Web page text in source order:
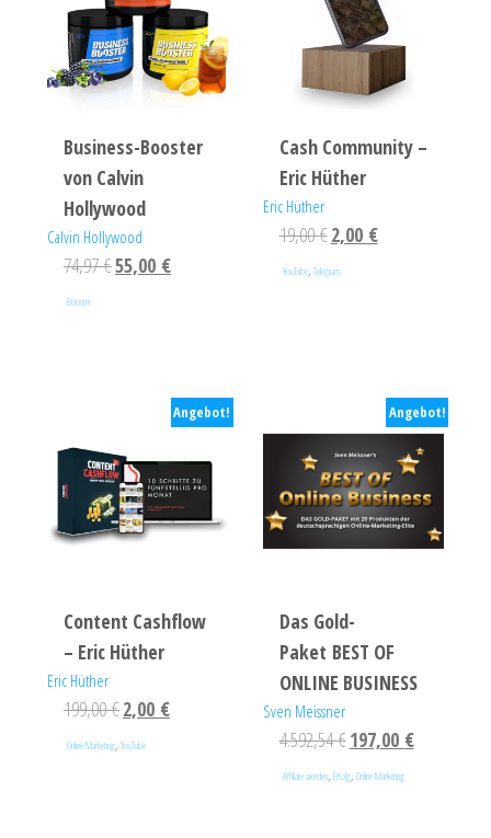
Business-Booster
von Calvin
Hollywood
Calvin Hollywood
74,97€55,00 €
Booster
Cash Community –
Eric Hüther
Eric Hüther
19,00€2,00 €
YouTube, Telegram
Angebot!
Content Cashflow
– Eric Hüther
Eric Hüther
199,00€2,00 €
Online Marketing, YouTube
Angebot!
Das Gold-
Paket BEST OF
ONLINE BUSINESS
Sven Meissner
4.592,54€197,00 €
Affiliate werden, Erfolg, Online Marketing